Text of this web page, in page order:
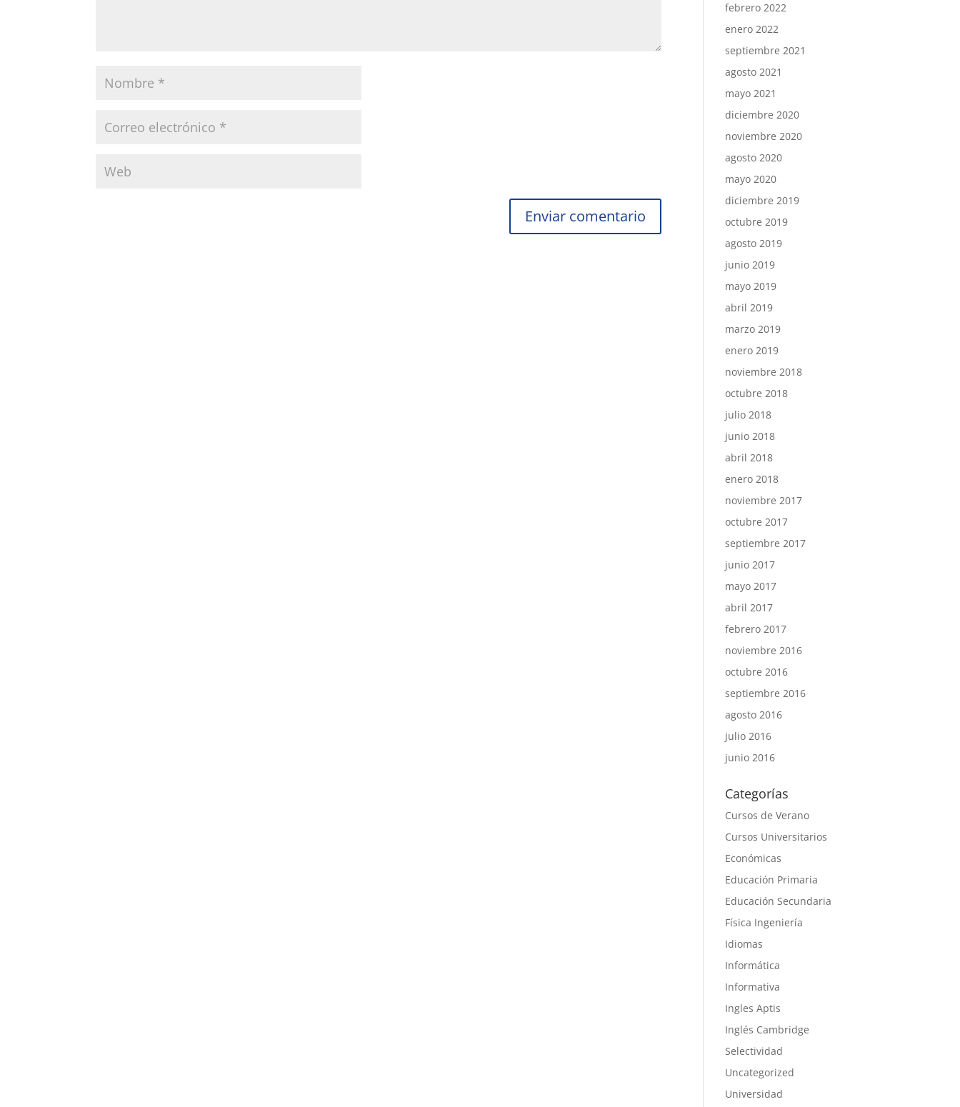
febrero 2022
enero 2022
septiembre 2021
agosto 2021
mayo 2021
diciembre 2020
noviembre 2020
agosto 2020
mayo 2020
diciembre 2019
octubre 2019
agosto 2019
junio 2019
mayo 2019
abril 2019
marzo 2019
enero 2019
noviembre 2018
octubre 2018
julio 2018
junio 2018
abril 2018
enero 2018
noviembre 2017
octubre 2017
septiembre 2017
junio 2017
mayo 2017
abril 2017
febrero 2017
noviembre 2016
octubre 2016
septiembre 2016
agosto 2016
julio 2016
junio 2016
Categorías
Cursos de Verano
Cursos Universitarios
Económicas
Educación Primaria
Educación Secundaria
Física Ingeniería
Idiomas
Informática
Informativa
Ingles Aptis
Inglés Cambridge
Selectividad
Uncategorized
Universidad